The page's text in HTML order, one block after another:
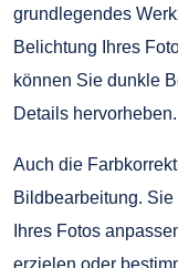
grundlegendes
Belichtung Ihres
können Sie dunkle
Details hervorheben.
Auch die
Bildbearbeitung.
Ihres Fotos
erzielen oder